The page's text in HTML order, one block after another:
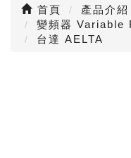
首頁
產品介紹
變頻器 Variable
台達 AELTA